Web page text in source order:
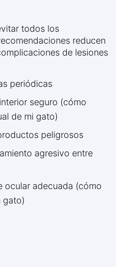
todos los
reducen
de lesiones
periódicas
seguro (cómo
de mi gato)
peligrosos
agresivo entre
ocular adecuada (cómo
gato)